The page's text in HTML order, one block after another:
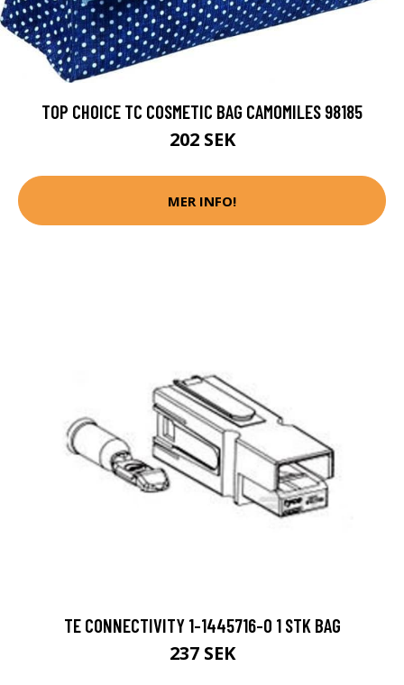
TOP CHOICE TC COSMETIC BAG CAMOMILES 98185
202 SEK
MER INFO!
TE CONNECTIVITY 1-1445716-0 1 STK BAG
237 SEK